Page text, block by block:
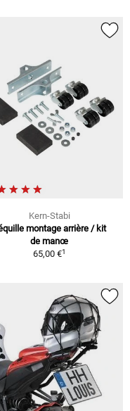
Kern-Stabi
montage arrière / kit
de manœ
65,00 €1